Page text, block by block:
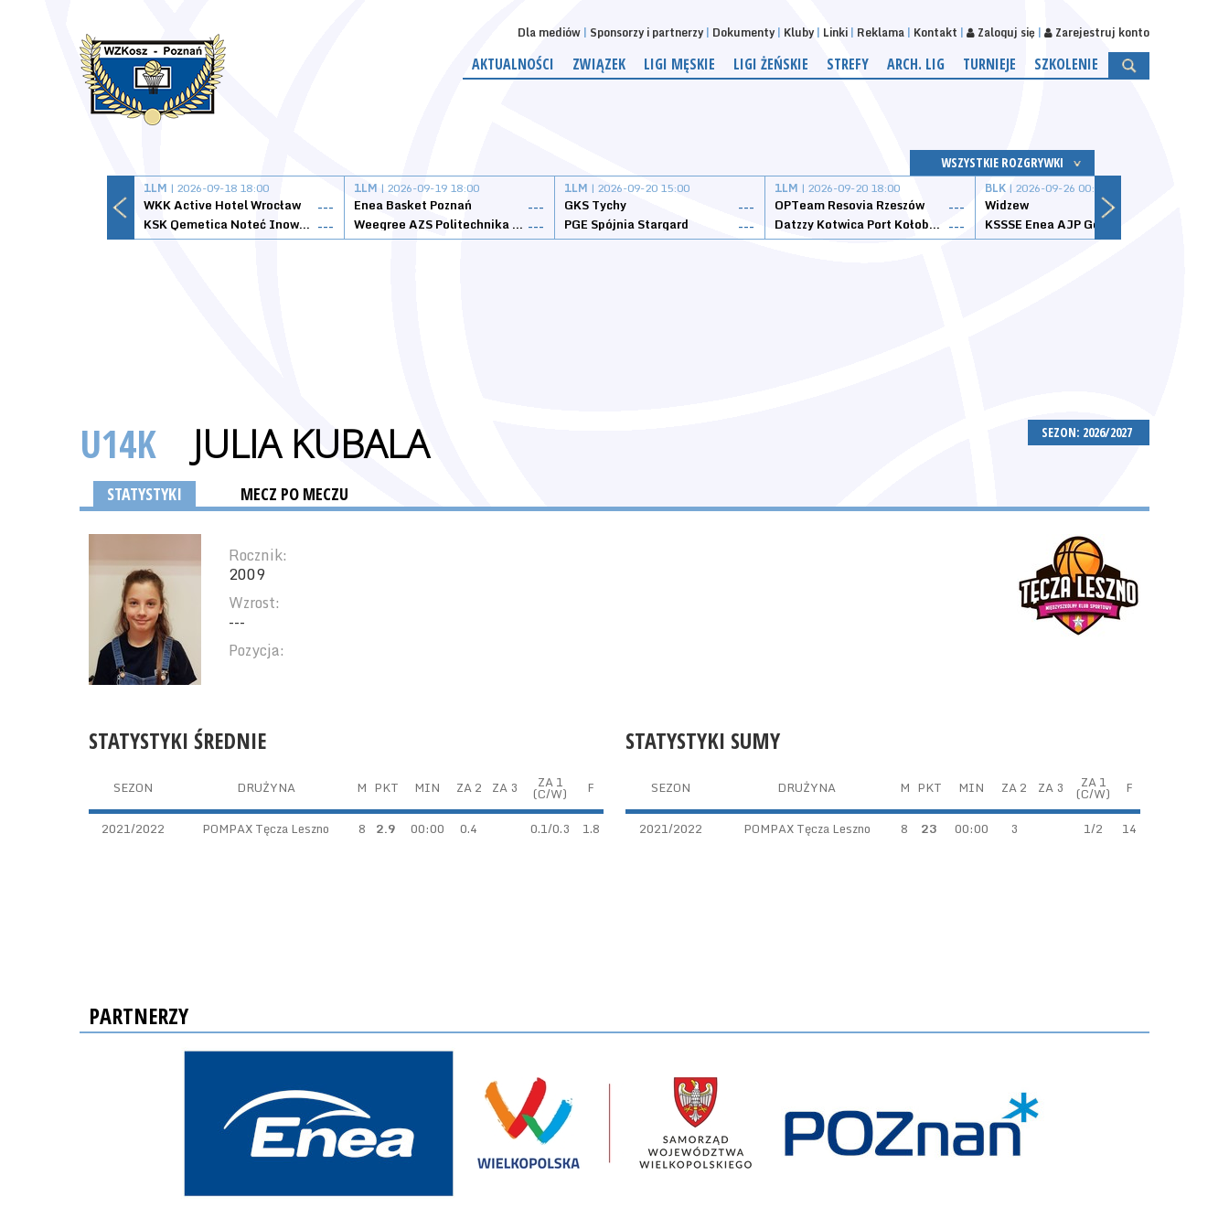
Dla mediów Sponsorzy i partnerzy Dokumenty Kluby Linki Reklama Kontakt Zaloguj się Zarejestruj konto
AKTUALNOŚCI ZWIĄZEK LIGI MĘSKIE LIGI ŻEŃSKIE STREFY ARCH. LIG TURNIEJE SZKOLENIE
WSZYSTKIE ROZGRYWKI
1LM | 2026-09-18 18:00
WKK Active Hotel Wrocław
---
KSK Qemetica Noteć Inowrocław ---
1LM | 2026-09-19 18:00
Enea Basket Poznań
---
Weegree AZS Politechnika Opolska ---
1LM | 2026-09-20 15:00
GKS Tychy
---
PGE Spójnia Stargard
---
1LM | 2026-09-20 18:00
OPTeam Resovia Rzeszów
---
Datzzy Kotwica Port Kołobrzeg ---
BLK | 2026-09-26 00:00
Widzew
SEZON: 2026/2027
U14K JULIA KUBALA
STATYSTYKI MECZ PO MECZU
Rocznik:
2009
Wzrost:
---
Pozycja:
STATYSTYKI SUMY
SEZON DRUŻYNA M PKT MIN ZA 2 ZA 3 ZA 1
(C/W) F
2021/2022 POMPAX Tęcza Leszno 8 23 00:00 3 1/2 14
STATYSTYKI ŚREDNIE
SEZON DRUŻYNA M PKT MIN ZA 2 ZA 3 ZA 1
(C/W) F
2021/2022 POMPAX Tęcza Leszno 8 2.9 00:00 0.4 0.1/0.3 1.8
PARTNERZY